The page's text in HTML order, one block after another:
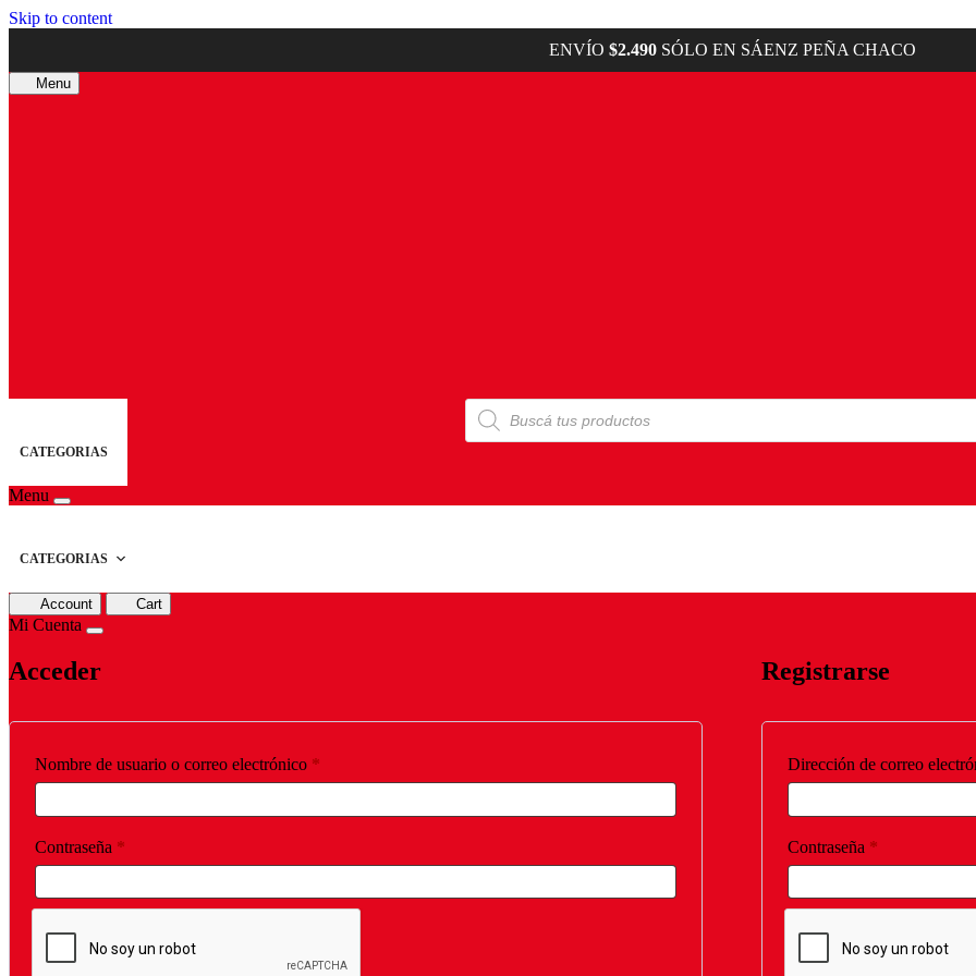
Skip to content
ENVÍO $2.490 SÓLO EN SÁENZ PEÑA CHACO
Menu
CATEGORIAS
Búsqueda
de
productos
Menu
CATEGORIAS
Account Cart
Mi Cuenta
Acceder
Nombre de usuario o correo electrónico *
Contraseña *
Registrarse
Dirección de correo
Contraseña *Obligatorio